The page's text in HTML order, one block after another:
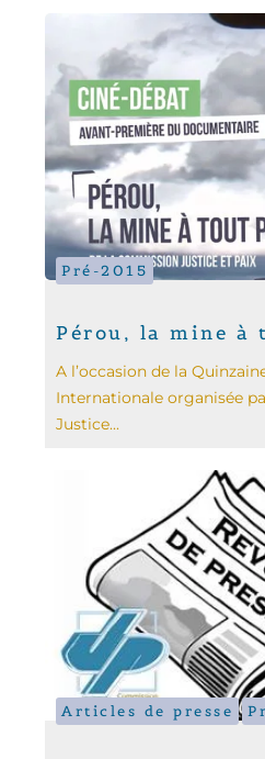
Pré-2015
Pérou, la mine à
A l’occasion de la
Internationale organisée
Justice...
Articles de presse